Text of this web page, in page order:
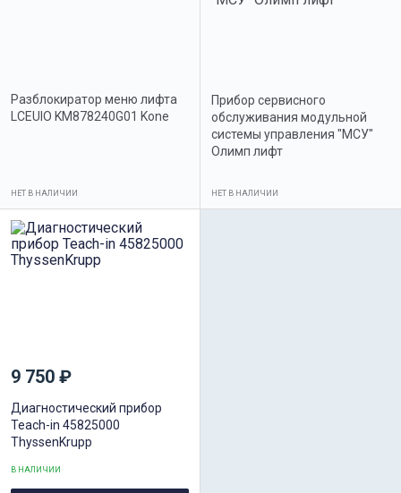
Разблокиратор меню лифта
LCEUIO KM878240G01 Kone
НЕТ В НАЛИЧИИ
Прибор сервисного
обслуживания модульной
системы управления "МСУ"
Олимп лифт
НЕТ В НАЛИЧИИ
9 750 ₽
Диагностический прибор
Teach-in 45825000
ThyssenKrupp
В НАЛИЧИИ